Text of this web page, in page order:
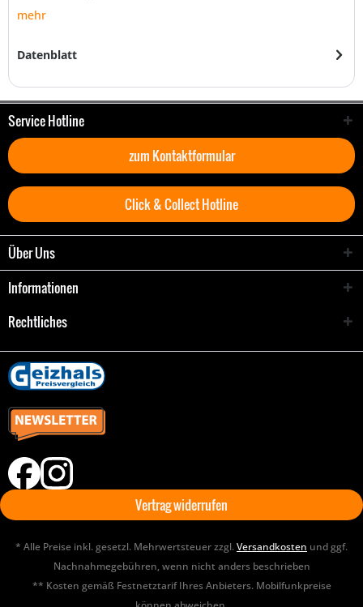
mehr
Datenblatt
Service Hotline
zum Kontaktformular
Click & Collect Hotline
Über Uns
Informationen
Rechtliches
Vertrag widerrufen
* Alle Preise inkl. gesetzl. Mehrwertsteuer zzgl.Versandkosten und ggf.
Nachnahmegebühren, wenn nicht anders beschrieben
** Kosten gemäß Festnetztarif Ihres Anbieters. Mobilfunkpreise